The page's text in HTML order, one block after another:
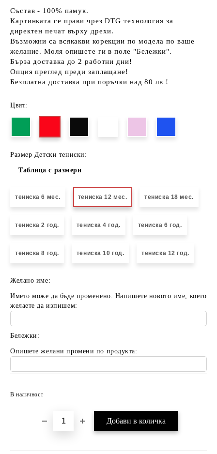
Състав - 100% памук.
Картинката се прави чрез DTG технология за
директен печат върху дрехи.
Възможни са всякакви корекции по модела по ваше
желание. Моля опишете ги в поле "Бележки".
Бърза доставка до 2 работни дни!
Опция преглед преди заплащане!
Безплатна доставка при поръчки над 80 лв !
Цвят:
Размер Детски тениски:
Таблица с размери
тениска 6 мес. тениска 12 мес. тениска 18 мес.
тениска 2 год. тениска 4 год. тениска 6 год.
тениска 8 год. тениска 10 год. тениска 12 год.
Желано име:
Името може да бъде променено. Напишете новото име, което
желаете да изпишем:
Бележки:
Опишете желани промени по продукта:
В наличност